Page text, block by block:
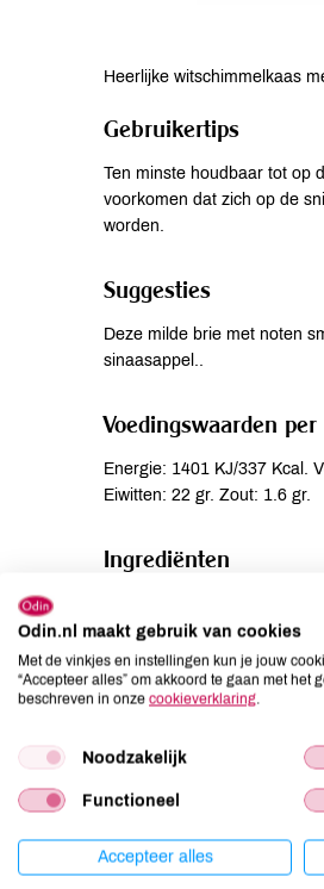
Heerlijke witschimmelkaas
Gebruikertips
Ten minste houdbaar tot op
voorkomen dat zich op de
worden.
Suggesties
Deze milde brie met noten
sinaasappel..
Voedingswaarden per
Energie: 1401 KJ/337 Kcal.
Eiwitten: 22 gr. Zout: 1.6 gr.
Ingrediënten
Allergenen
Aardnoten
kan
Lactose
Lupine
kan
Mosterd
kan
Odin.nl maakt gebruik van cookies
Met de vinkjes en instellingen kun je jouw
“Accepteer alles” om akkoord te gaan met het
beschreven in onze cookieverklaring.
Noodzakelijk
Functioneel
Accepteer alles